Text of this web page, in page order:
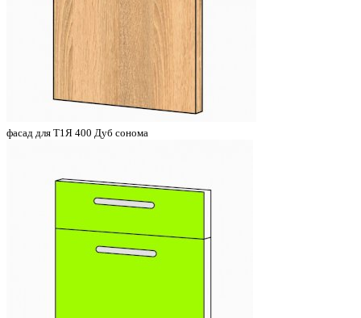
фасад для Т1Я 400 Дуб сонома